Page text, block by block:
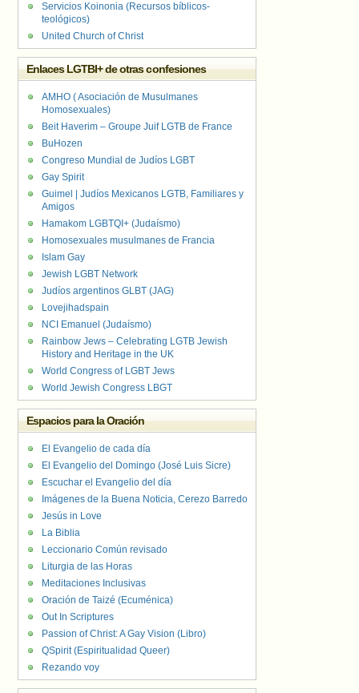
Servicios Koinonia (Recursos bíblicos-
teológicos)
United Church of Christ
Enlaces LGTBI+ de otras confesiones
AMHO ( Asociación de Musulmanes
Homosexuales)
Beit Haverim – Groupe Juif LGTB de France
BuHozen
Congreso Mundial de Judíos LGBT
Gay Spirit
Guimel | Judíos Mexicanos LGTB, Familiares y
Amigos
Hamakom LGBTQI+ (Judaísmo)
Homosexuales musulmanes de Francia
Islam Gay
Jewish LGBT Network
Judíos argentinos GLBT (JAG)
Lovejihadspain
NCI Emanuel (Judaísmo)
Rainbow Jews – Celebrating LGTB Jewish
History and Heritage in the UK
World Congress of LGBT Jews
World Jewish Congress LBGT
Espacios para la Oración
El Evangelio de cada día
El Evangelio del Domingo (José Luis Sicre)
Escuchar el Evangelio del día
Imágenes de la Buena Noticia, Cerezo Barredo
Jesús in Love
La Biblia
Leccionario Común revisado
Liturgia de las Horas
Meditaciones Inclusivas
Oración de Taizé (Ecuménica)
Out In Scriptures
Passion of Christ: A Gay Vision (Libro)
QSpirit (Espiritualidad Queer)
Rezando voy